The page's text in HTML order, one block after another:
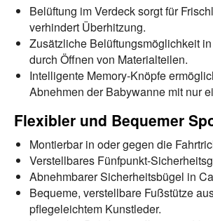
Belüftung im Verdeck sorgt für
verhindert Überhitzung.
Zusätzliche Belüftungsmöglichkeit
durch Öffnen von Materialteilen.
Intelligente Memory-Knöpfe
Abnehmen der Babywanne mit nur
Flexibler und Bequemer
Montierbar in oder gegen die
Verstellbares Fünfpunkt-
Abnehmbarer Sicherheitsbügel in
Bequeme, verstellbare Fußstütze
pflegeleichtem Kunstleder.